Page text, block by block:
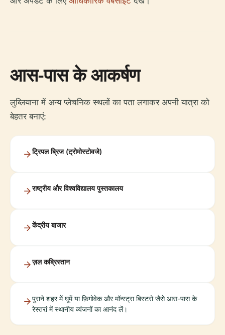
आस-पास के आकर्षण
लुब्लियाना में अन्य प्लेचनिक स्थलों का पता लगाकर अपनी यात्रा को
बेहतर बनाएं:
ट्रिपल ब्रिज (ट्रोमोस्टोवजे)
राष्ट्रीय और विश्वविद्यालय पुस्तकालय
केंद्रीय बाजार
ज़ल कब्रिस्तान
पुराने शहर में घूमें या फ़िगोवेक और मॉन्स्ट्रा बिस्टरो जैसे आस-पास के
रेस्तरां में स्थानीय व्यंजनों का आनंद लें।